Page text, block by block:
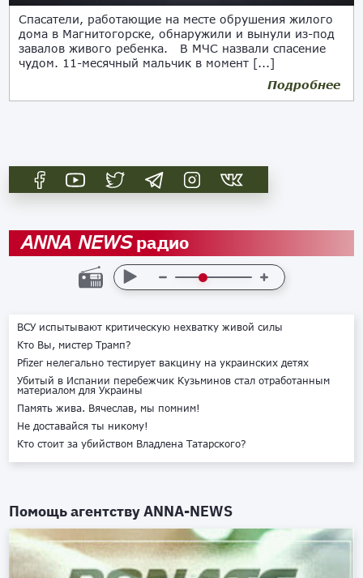
Спасатели, работающие на месте обрушения жилого
дома в Магнитогорске, обнаружили и вынули из-под
завалов живого ребенка. В МЧС назвали спасение
чудом. 11-месячный мальчик в момент [...]
Подробнее
ANNA NEWSрадио
ВСУ испытывают критическую нехватку живой силы
Кто Вы, мистер Трамп?
Pfizer нелегально тестирует вакцину на украинских детях
Убитый в Испании перебежчик Кузьминов стал отработанным
материалом для Украины
Память жива. Вячеслав, мы помним!
Не доставайся ты никому!
Кто стоит за убийством Владлена Татарского?
Помощь агентствуANNA-NEWS